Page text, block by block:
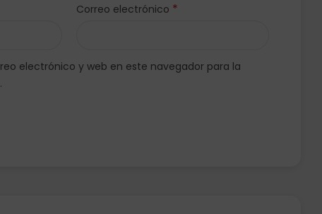
Correo electrónico *
electrónico y web en este navegador para la